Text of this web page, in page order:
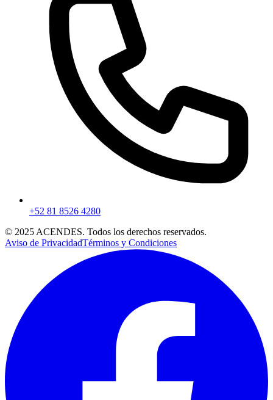
+52 81 8526 4280
© 2025 ACENDES. Todos los derechos reservados.
Aviso de PrivacidadTérminos y Condiciones